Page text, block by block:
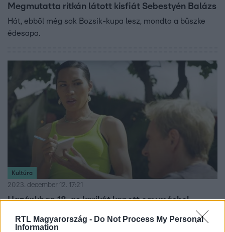
RTL Magyarország - Do Not Process My Personal
Information
Megmutatta ritkán látott kisfiát Sebestyén Balázs
Hát, ebből még sok Bozsik-kupa lesz, mondta a büszke
édesapa.
Kultúra
2023. december 12. 17:21
Hazánkban 18-as karikát kapott egy máshol
szereplő transznemű